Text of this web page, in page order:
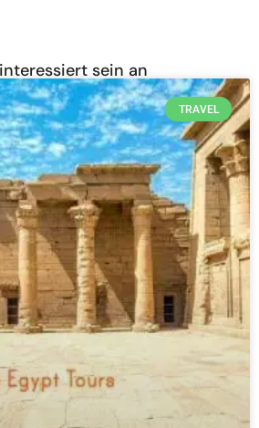
sein an
TRAVEL